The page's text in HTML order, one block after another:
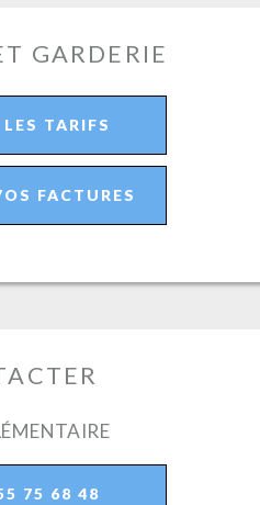
GARDERIE
TARIFS
FACTURES
75 68 48